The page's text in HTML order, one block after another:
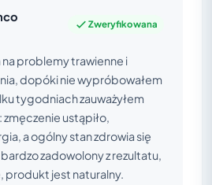
Zweryfikowana
na problemy trawienne i
dopóki nie wypróbowałem
tygodniach zauważyłem
ustąpiło,
a ogólny stan zdrowia się
zadowolony z rezultatu,
produkt jest naturalny.